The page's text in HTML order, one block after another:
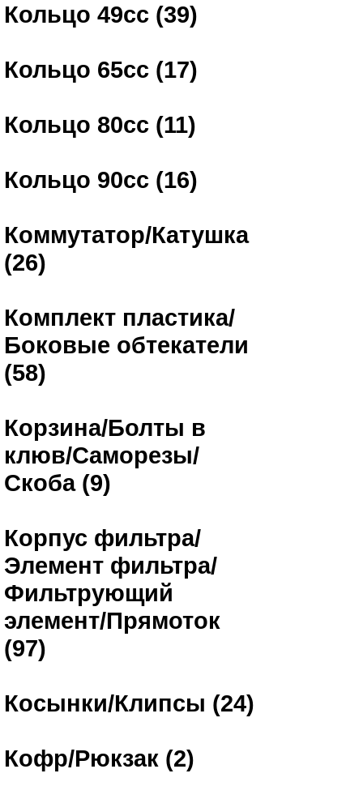
Кольцо 49сс (39)
Кольцо 65сс (17)
Кольцо 80сс (11)
Кольцо 90сс (16)
Коммутатор/Катушка
(26)
Комплект пластика/
Боковые обтекатели
(58)
Корзина/Болты в
клюв/Саморезы/
Скоба (9)
Корпус фильтра/
Элемент фильтра/
Фильтрующий
элемент/Прямоток
(97)
Косынки/Клипсы (24)
Кофр/Рюкзак (2)